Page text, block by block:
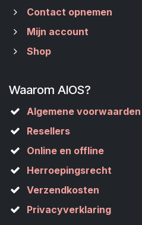
Contact opnemen
Mijn account
Shop
Waarom AIOS?
Algemene voorwaarden
Resellers
Online en offline
Herroepingsrecht
Verzendkosten
Privacyverklaring